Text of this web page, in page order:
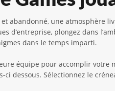
abandonné, une atmosphère
d’entreprise, plongez dans
dans le temps imparti.
équipe pour accomplir votre
ci dessous. Sélectionnez le